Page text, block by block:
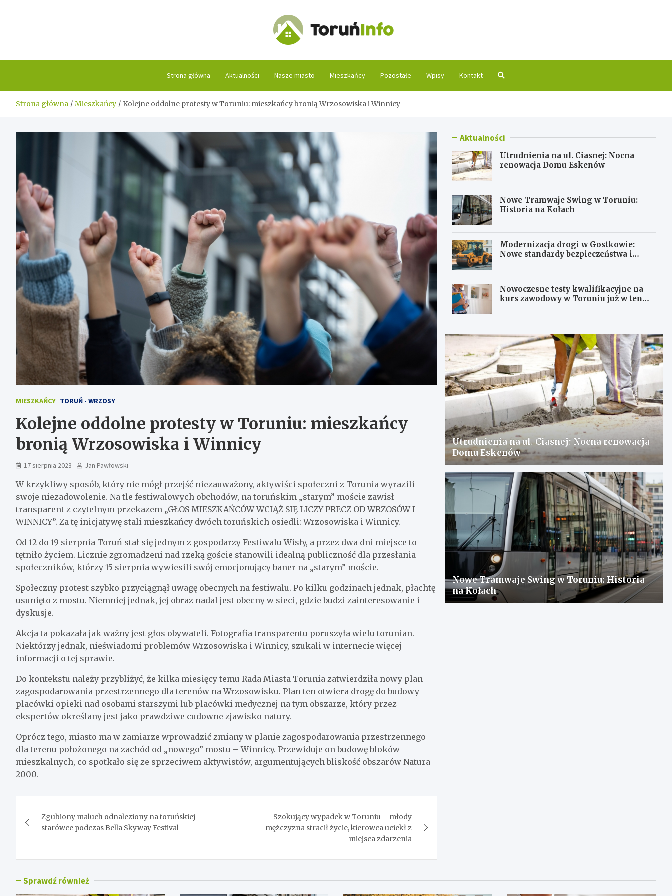
Strona główna Aktualności Nasze miasto Mieszkańcy Pozostałe Wpisy Kontakt
Strona główna Mieszkańcy Kolejne oddolne protesty w Toruniu: mieszkańcy bronią Wrzosowiska i Winnicy
MIESZKAŃCY TORUŃ - WRZOSY
Kolejne oddolne protesty w Toruniu: mieszkańcy
bronią Wrzosowiska i Winnicy
17 sierpnia 2023 Jan Pawłowski
W krzykliwy sposób, który nie mógł przejść niezauważony, aktywiści społeczni z Torunia wyrazili
swoje niezadowolenie. Na tle festiwalowych obchodów, na toruńskim „starym” moście zawisł
transparent z czytelnym przekazem „GŁOS MIESZKAŃCÓW WCIĄŻ SIĘ LICZY PRECZ OD WRZOSÓW I
WINNICY”. Za tę inicjatywę stali mieszkańcy dwóch toruńskich osiedli: Wrzosowiska i Winnicy.
Od 12 do 19 sierpnia Toruń stał się jednym z gospodarzy Festiwalu Wisły, a przez dwa dni miejsce to
tętniło życiem. Licznie zgromadzeni nad rzeką goście stanowili idealną publiczność dla przesłania
społeczników, którzy 15 sierpnia wywiesili swój emocjonujący baner na „starym” moście.
Społeczny protest szybko przyciągnął uwagę obecnych na festiwalu. Po kilku godzinach jednak, płachtę
usunięto z mostu. Niemniej jednak, jej obraz nadal jest obecny w sieci, gdzie budzi zainteresowanie i
dyskusje.
Akcja ta pokazała jak ważny jest głos obywateli. Fotografia transparentu poruszyła wielu torunian.
Niektórzy jednak, nieświadomi problemów Wrzosowiska i Winnicy, szukali w internecie więcej
informacji o tej sprawie.
Do kontekstu należy przybliżyć, że kilka miesięcy temu Rada Miasta Torunia zatwierdziła nowy plan
zagospodarowania przestrzennego dla terenów na Wrzosowisku. Plan ten otwiera drogę do budowy
placówki opieki nad osobami starszymi lub placówki medycznej na tym obszarze, który przez
ekspertów określany jest jako prawdziwe cudowne zjawisko natury.
Oprócz tego, miasto ma w zamiarze wprowadzić zmiany w planie zagospodarowania przestrzennego
dla terenu położonego na zachód od „nowego” mostu – Winnicy. Przewiduje on budowę bloków
mieszkalnych, co spotkało się ze sprzeciwem aktywistów, argumentujących bliskość obszarów Natura
2000.
wpisu
Zgubiony maluch odnaleziony na toruńskiej
starówce podczas Bella Skyway Festival
Szokujący wypadek w Toruniu – młody
mężczyzna stracił życie, kierowca uciekł z
miejsca zdarzenia
Aktualności
Utrudnienia na ul. Ciasnej: Nocna
renowacja Domu Eskenów
Nowe Tramwaje Swing w Toruniu:
Historia na Kołach
Modernizacja drogi w Gostkowie:
Nowe standardy bezpieczeństwa i
Nowoczesne testy kwalifikacyjne na
kurs zawodowy w Toruniu już w ten
Utrudnienia na ul. Ciasnej: Nocna renowacja
Domu Eskenów
Nowe Tramwaje Swing w Toruniu: Historia
na Kołach
Sprawdź również